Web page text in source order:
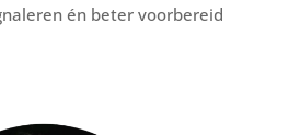
én beter voorbereid